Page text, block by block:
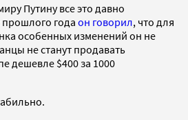
Путину все это давно
года он говорил, что для
особенных изменений он не
не станут продавать
дешевле $400 за 1000